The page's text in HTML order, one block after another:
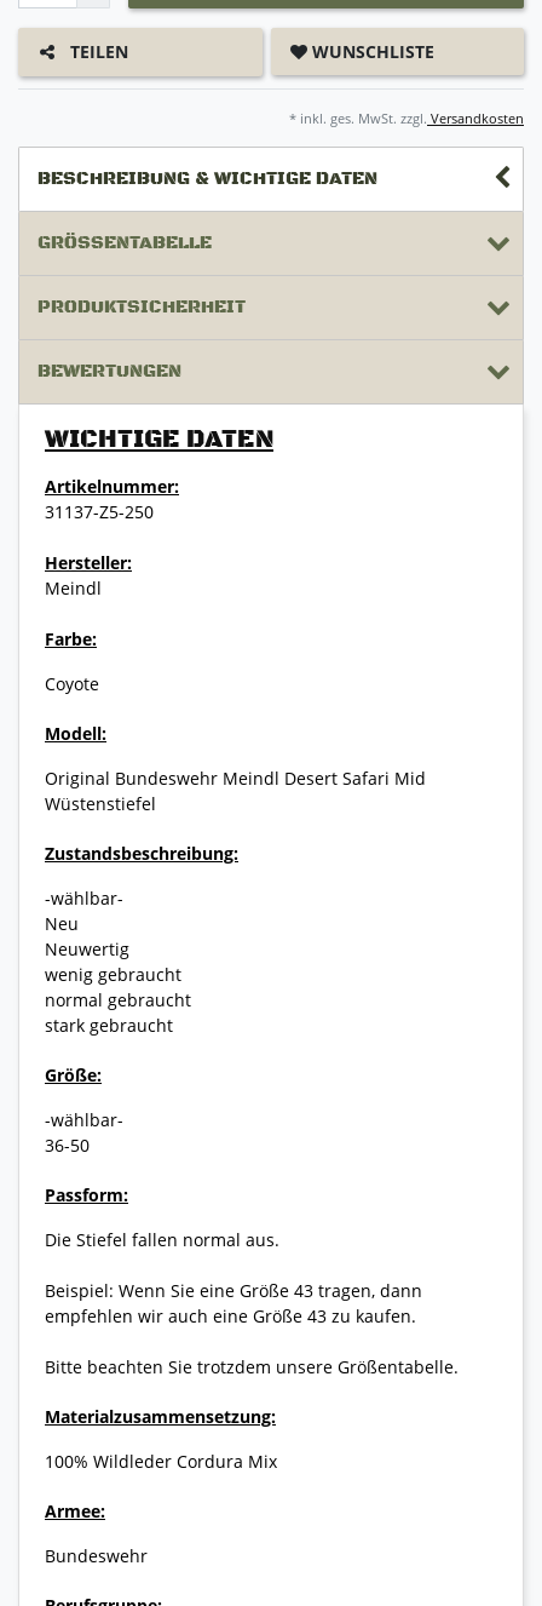
TEILEN WUNSCHLISTE
* inkl. ges. MwSt. zzgl. Versandkosten
BESCHREIBUNG & WICHTIGE DATEN
GRÖSSENTABELLE
PRODUKTSICHERHEIT
BEWERTUNGEN
WICHTIGE DATEN
Artikelnummer:
31137-Z5-250
Hersteller:
Meindl
Farbe:
Coyote
Modell:
Original Bundeswehr Meindl Desert Safari Mid
Wüstenstiefel
Zustandsbeschreibung:
-wählbar-
Neu
Neuwertig
wenig gebraucht
normal gebraucht
stark gebraucht
Größe:
-wählbar-
36-50
Passform:
Die Stiefel fallen normal aus.
Beispiel: Wenn Sie eine Größe 43 tragen, dann
empfehlen wir auch eine Größe 43 zu kaufen.
Bitte beachten Sie trotzdem unsere Größentabelle.
Materialzusammensetzung:
100% Wildleder Cordura Mix
Armee:
Bundeswehr